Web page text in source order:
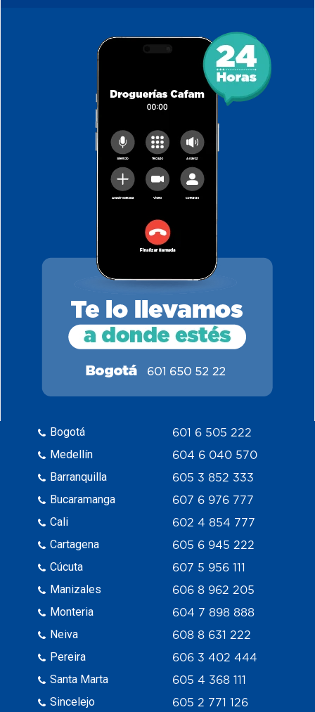
Bogotá
Medellín
Barranquilla
Bucaramanga
Cali
Cartagena
Cúcuta
Manizales
Monteria
Neiva
Pereira
Santa Marta
Sincelejo
601 6 505 222
604 6 040 570
605 3 852 333
607 6 976 777
602 4 854 777
605 6 945 222
607 5 956 111
606 8 962 205
604 7 898 888
608 8 631 222
606 3 402 444
605 4 368 111
605 2 771 126